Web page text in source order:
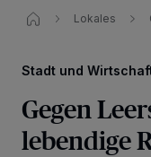
Lokales
Stadt und
Gegen
lebendige